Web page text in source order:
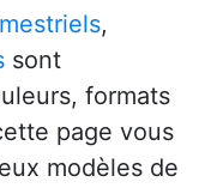
,
sont
formats
page vous
modèles de